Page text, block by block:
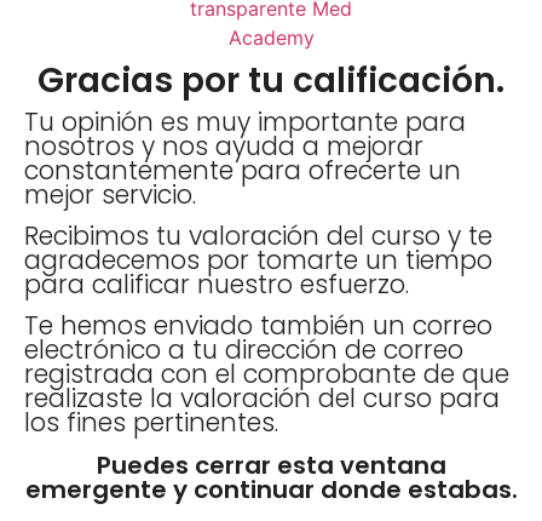
Gracias por tu calificación.
Tu opinión es muy importante para
nosotros y nos ayuda a mejorar
constantemente para ofrecerte un
mejor servicio.
Recibimos tu valoración del curso y te
agradecemos por tomarte un tiempo
para calificar nuestro esfuerzo.
Te hemos enviado también un correo
electrónico a tu dirección de correo
registrada con el comprobante de que
realizaste la valoración del curso para
los fines pertinentes.
Puedes cerrar esta ventana
emergente y continuar donde estabas.